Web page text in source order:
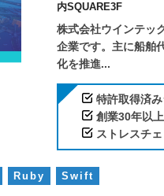
内SQUARE3F
株式会社ウインテッ
企業です。主に船舶
化を推進...
特許取得済
創業30年以
ストレスチ
Ruby Swift